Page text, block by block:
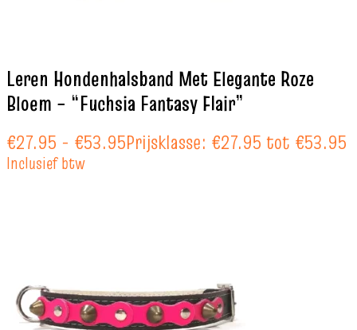
Leren Hondenhalsband Met Elegante Roze
Bloem – “Fuchsia Fantasy Flair”
€27.95 - €53.95Prijsklasse: €27.95 tot €53.95
Inclusief btw